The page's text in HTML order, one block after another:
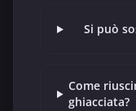
Si può
Come
ghiacciata?